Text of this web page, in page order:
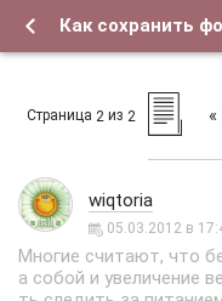
Страница 2 из 2 «
wiqtoria
05.03.2012 в
Многие считают, что
а собой и увеличение